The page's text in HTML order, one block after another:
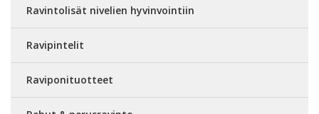
Ravintolisät nivelien hyvinvointiin
Ravipintelit
Raviponituotteet